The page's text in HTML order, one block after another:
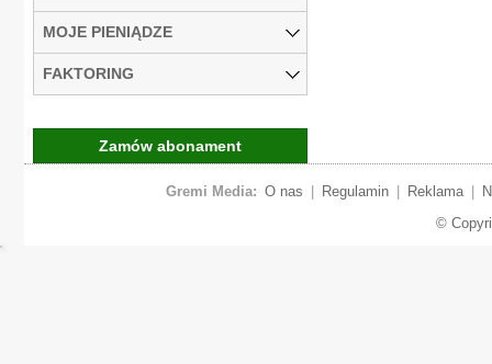
MOJE PIENIĄDZE
FAKTORING
Zamów abonament
Gremi Media: O nas Regulamin Reklama
©